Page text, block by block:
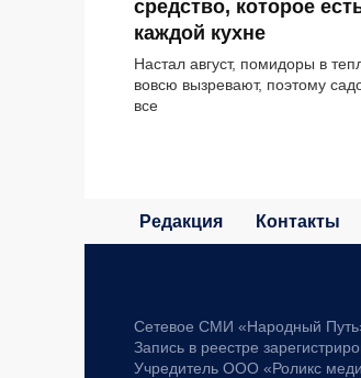
средство, которое
каждой кухне
Настал август, помидоры в
вовсю вызревают, поэтому
все
Редакция Контакты
Сетевое СМИ «Народный
Запись в реестре
Учредитель ООО «Роликс